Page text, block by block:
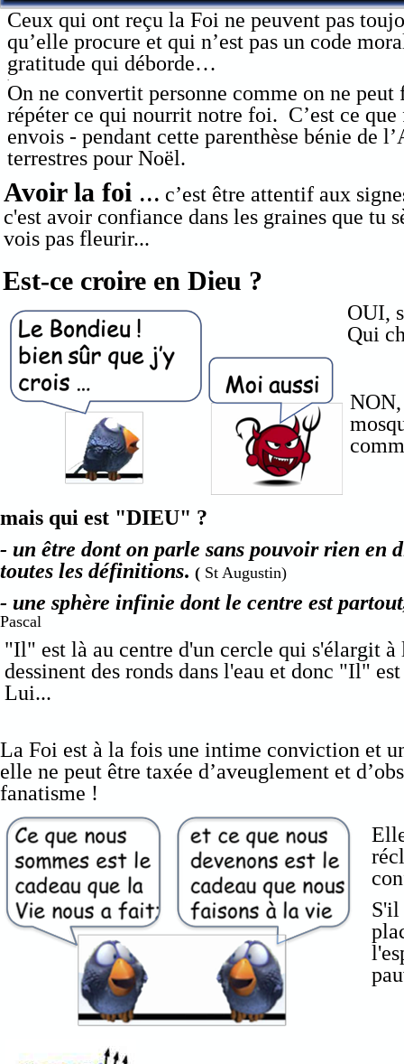
Avoir la foi ... c’est être attentif aux
c'est avoir confiance dans les graines que tu
vois pas fleurir...
Est-ce croire en Dieu ?
OUI,
Qui
S'il
Ceux qui ont reçu la Foi ne peuvent pas
qu’elle procure et qui n’est pas un code
gratitude qui déborde…
.
On ne convertit personne comme on ne
répéter ce qui nourrit notre foi. C’est ce
envois - pendant cette parenthèse bénie de
terrestres pour Noël.
"Il" est là au centre d'un cercle qui s'élargit
dessinent des ronds dans l'eau et donc "Il"
Lui...
mais qui est "DIEU" ?
- un être dont on parle sans pouvoir rien en
toutes les définitions. (St Augustin)
- une sphère infinie dont le centre est
Pascal
La Foi est à la fois une intime conviction et
elle ne peut être taxée d’aveuglement et
fanatisme !